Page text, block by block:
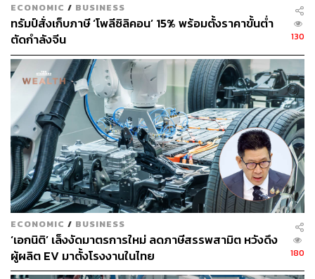
โดยมี The Dawn Logo เป็นสัญลักษณ์แทนแสงแรกของวันที่
ทอดยาวข้ามกาลเวลา เชื่อมโยงปัจจุบันและอนาคต ความ
เป็นจริงและความฝัน เป็นแสงแห่งรุ่งอรุณที่ส่องประกายและ
สร้างแรงบันดาลใจ
ปัจจุบัน ZEEKR ทำตลาดมากกว่า 20 ประเทศ มียอดขาย
สะสมในช่วง 29 เดือน กว่า 2.4 แสนคัน และประสบความ
สำเร็จในการเสนอขายหุ้นของบริษัทให้กับสาธารณชนเป็น
ครั้งแรก (IPO) ในตลาดหลักทรัพย์นิวยอร์กเมื่อไม่นานมานี้
และนอกจากการเข้ามาทำตลาดในไทยอย่างเป็นทางการ
แล้ว ภายในเดือนตุลาคมนี้ คาดว่าจะเปิดตัวแบรนด์ใน
ภูมิภาคอาเซียนได้ทุกประเทศอีกด้วย
ECONOMIC / BUSINESS
ทรัมป์สั่งเก็บภาษี ‘โพลีซิลิคอน’ 15% พร้อมตั้งราคาขั้นต่ำ
ตัดกำลังจีน
130
ECONOMIC / BUSINESS
‘เอกนิติ’ เล็งงัดมาตรการใหม่ ลดภาษีสรรพสามิต หวังดึง
ผู้ผลิต EV มาตั้งโรงงานในไทย
180